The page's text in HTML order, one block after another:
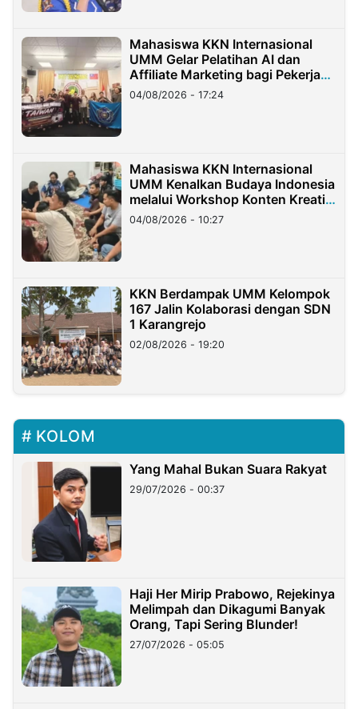
Mahasiswa KKN Internasional
UMM Gelar Pelatihan AI dan
Affiliate Marketing bagi Pekerja
Migran Indonesia di Taiwan
04/08/2026 - 17:24
Mahasiswa KKN Internasional
UMM Kenalkan Budaya Indonesia
melalui Workshop Konten Kreatif
di Taiwan
04/08/2026 - 10:27
KKN Berdampak UMM Kelompok
167 Jalin Kolaborasi dengan SDN
1 Karangrejo
02/08/2026 - 19:20
KOLOM
Yang Mahal Bukan Suara Rakyat
29/07/2026 - 00:37
Haji Her Mirip Prabowo, Rejekinya
Melimpah dan Dikagumi Banyak
Orang, Tapi Sering Blunder!
27/07/2026 - 05:05